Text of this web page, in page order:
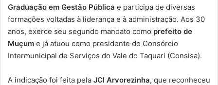
Graduação em Gestão Pública e participa de diversas
formações voltadas à liderança e à administração. Aos 30
anos, exerce seu segundo mandato como prefeito de
Muçum e já atuou como presidente do Consórcio
Intermunicipal de Serviços do Vale do Taquari (Consisa).
A indicação foi feita pela JCI Arvorezinha, que reconheceu